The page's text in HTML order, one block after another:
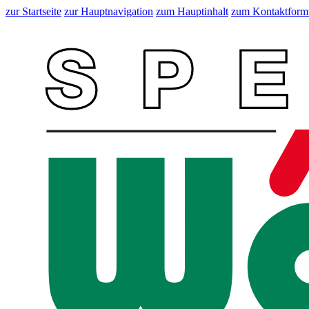
zur Startseite zur Hauptnavigation zum Hauptinhalt zum